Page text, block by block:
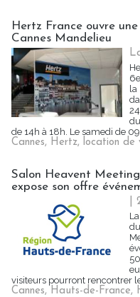
Hertz France ouvre
Cannes Mandelieu
de 14h à 18h. Le samedi de
Cannes, Hertz, location de
Salon Heavent
expose son offre
|
visiteurs pourront rencontrer
Cannes, Hauts-de-France,